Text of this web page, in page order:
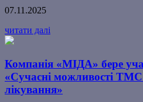
07.11.2025
читати далі
Компанія «МІДА» бере
«Сучасні можливості ТМС:
лікування»